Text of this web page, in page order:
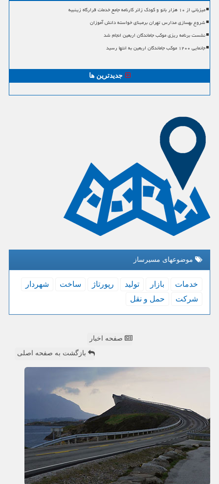
میزبانی از ۱۰ هزار بانو و کودک زائر کارنامه جامع خدمات قرارگاه زینبیه
شروع بهسازی مدارس تهران برمبنای خواسته دانش آموزان
نشست برنامه ریزی موکب جاماندگان اربعین انجام شد
جانمایی ۱۲۰۰ موکب جاماندگان اربعین به انتها رسید
جدیدترین ها
موضوعهای مسیرساز
خدمات بازار تولید رپورتاژ ساخت
شهردار
شركت
حمل و نقل
صفحه اخبار
بازگشت به صفحه اصلی